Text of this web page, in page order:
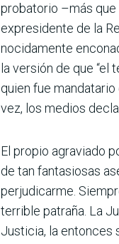
probatorio –más que
expresidente de la
nocidamente
la versión de que
quien fue
vez, los medios
El propio agraviado
de tan fantasiosas
perjudicarme.
terrible patraña. La
Justicia, la entonces